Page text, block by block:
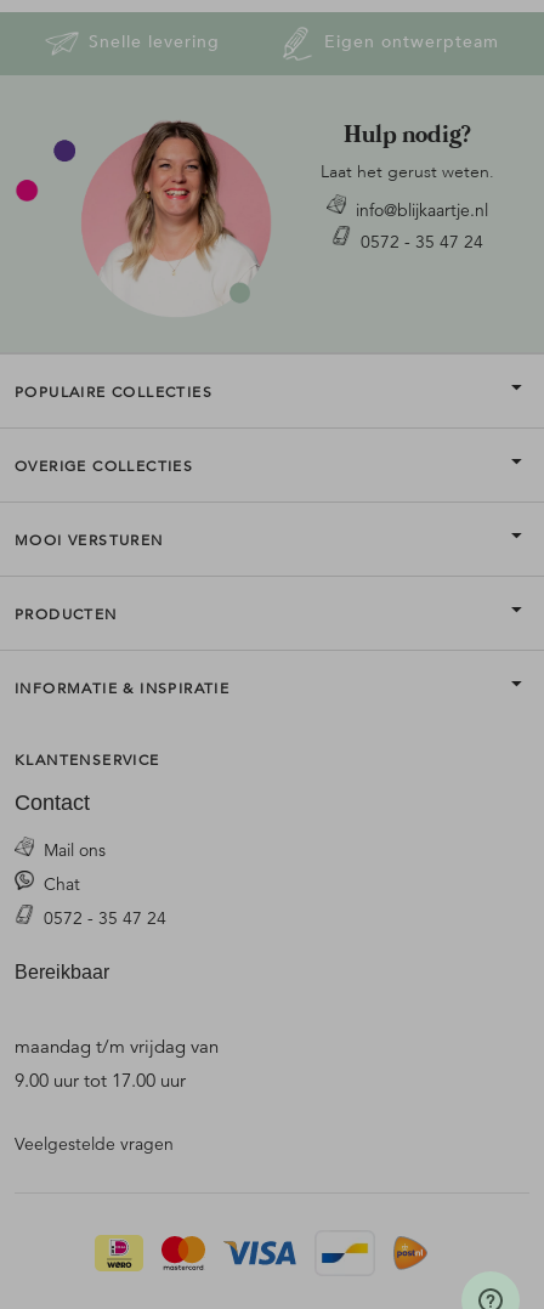
Snelle levering Eigen ontwerpteam
Hulp nodig?
Laat het gerust weten.
info@blijkaartje.nl
0572 - 35 47 24
POPULAIRE COLLECTIES
OVERIGE COLLECTIES
MOOI VERSTUREN
PRODUCTEN
INFORMATIE & INSPIRATIE
KLANTENSERVICE
Contact
Mail ons
Chat
0572 - 35 47 24
Bereikbaar
maandag t/m vrijdag van
9.00 uur tot 17.00 uur
Veelgestelde vragen